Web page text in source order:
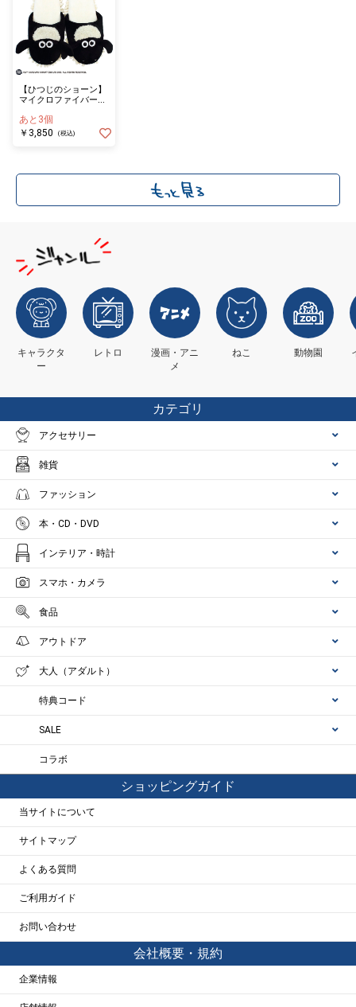
【ひつじのショーン】
マイクロファイバース
あと3個
￥3,850
(税込)
キャラクタ
ー
レトロ
漫画・アニ
メ
ねこ 動物園
カテゴリ
アクセサリー
雑貨
ファッション
本・CD・DVD
インテリア・時計
スマホ・カメラ
食品
アウトドア
大人（アダルト）
特典コード
SALE
コラボ
ショッピングガイド
当サイトについて
サイトマップ
よくある質問
ご利用ガイド
お問い合わせ
会社概要・規約
企業情報